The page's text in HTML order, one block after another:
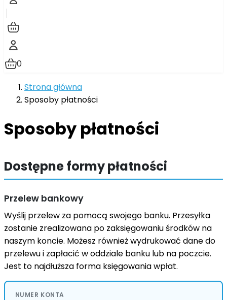
0
Strona główna
Sposoby płatności
Sposoby płatności
Dostępne formy płatności
Przelew bankowy
Wyślij przelew za pomocą swojego banku. Przesyłka
zostanie zrealizowana po zaksięgowaniu środków na
naszym koncie. Możesz również wydrukować dane do
przelewu i zapłacić w oddziale banku lub na poczcie.
Jest to najdłuższa forma księgowania wpłat.
NUMER KONTA